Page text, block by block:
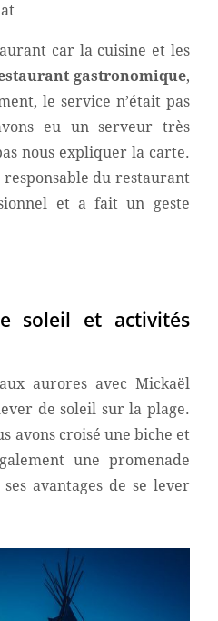
car la cuisine et les
gastronomique,
le service n’était pas
eu un serveur très
nous expliquer la carte.
responsable du restaurant
et a fait un geste
soleil et activités
aurores avec Mickaël
de soleil sur la plage.
avons croisé une biche et
une promenade
avantages de se lever